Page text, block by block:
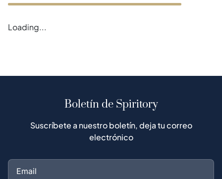
Loading...
Boletín de Spiritory
Suscríbete a nuestro boletín, deja tu correo
electrónico